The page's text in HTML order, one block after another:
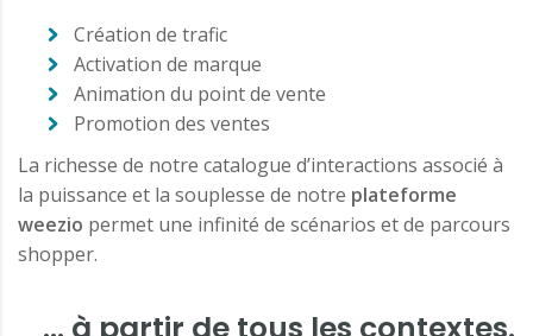
Création de trafic
Activation de marque
Animation du point de vente
Promotion des ventes
La richesse de notre catalogue d’interactions associé à
la puissance et la souplesse de notre plateforme
weezio permet une infinité de scénarios et de parcours
shopper.